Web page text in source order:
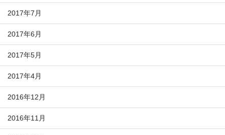
2017年7月
2017年6月
2017年5月
2017年4月
2016年12月
2016年11月